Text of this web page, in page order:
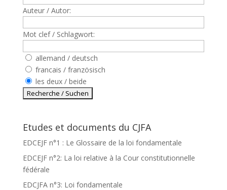
Auteur / Autor:
Mot clef / Schlagwort:
allemand / deutsch
francais / französisch
les deux / beide
Etudes et documents du CJFA
EDCEJF n°1 : Le Glossaire de la loi fondamentale
EDCEJF n°2: La loi relative à la Cour constitutionnelle
fédérale
EDCJFA n°3: Loi fondamentale